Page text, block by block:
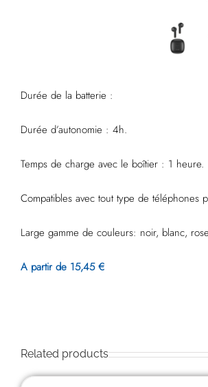
Durée de la batterie :
Durée d’autonomie : 4h.
Temps de charge avec le boîtier : 1 heure.
Compatibles avec tout type de téléphones
Large gamme de couleurs: noir, blanc,
A partir de 15,45 €
Related products